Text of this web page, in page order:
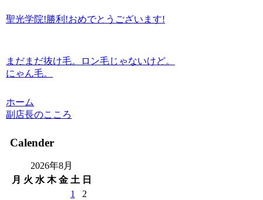
聖光学院!勝利!おめでとうございます!
まだまだ抜け毛。ロン毛じゃないけど。
にゃん毛。
ホーム
副店長のこころ
Calender
2026年8月
月 火 水 木 金 土 日
1
2